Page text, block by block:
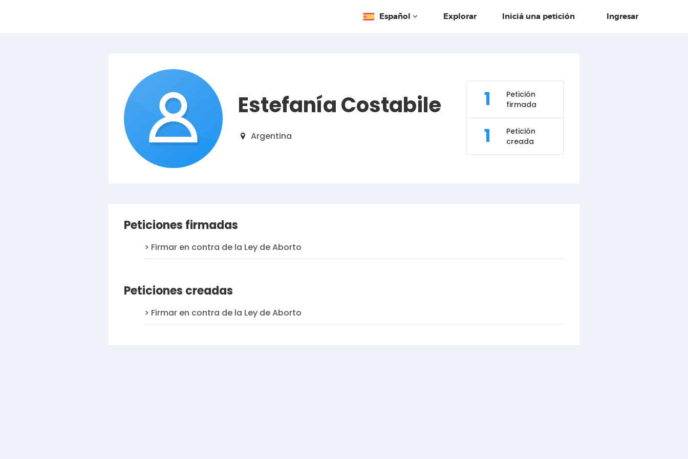
Español Explorar Iniciá una petición Ingresar
Estefanía Costabile
Argentina
1
Petición
firmada
1
Petición
creada
Peticiones firmadas
Firmar en contra de la Ley de Aborto
Peticiones creadas
Firmar en contra de la Ley de Aborto